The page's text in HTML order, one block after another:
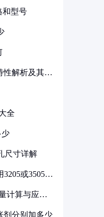
和型号
性解析及其在
全
尺寸详解
或3505代
计算与应用
剂分别加多少